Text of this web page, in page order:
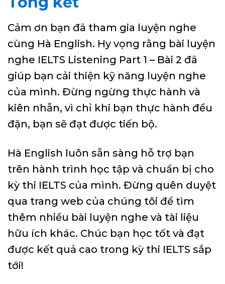
Cảm ơn bạn đã tham gia luyện nghe
cùng Hà English. Hy vọng rằng bài luyện
nghe IELTS Listening Part 1 – Bài 2 đã
giúp bạn cải thiện kỹ năng luyện nghe
của mình. Đừng ngừng thực hành và
kiên nhẫn, vì chỉ khi bạn thực hành đều
đặn, bạn sẽ đạt được tiến bộ.
Hà English luôn sẵn sàng hỗ trợ bạn
trên hành trình học tập và chuẩn bị cho
kỳ thi IELTS của mình. Đừng quên duyệt
qua trang web của chúng tôi để tìm
thêm nhiều bài luyện nghe và tài liệu
hữu ích khác. Chúc bạn học tốt và đạt
được kết quả cao trong kỳ thi IELTS sắp
tới!